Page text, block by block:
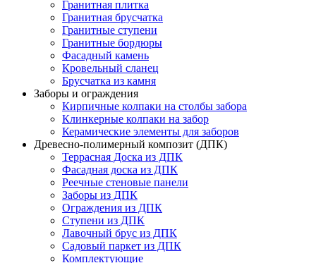
Гранитная плитка
Гранитная брусчатка
Гранитные ступени
Гранитные бордюры
Фасадный камень
Кровельный сланец
Брусчатка из камня
Заборы и ограждения
Кирпичные колпаки на столбы забора
Клинкерные колпаки на забор
Керамические элементы для заборов
Древесно-полимерный композит (ДПК)
Террасная Доска из ДПК
Фасадная доска из ДПК
Реечные стеновые панели
Заборы из ДПК
Ограждения из ДПК
Ступени из ДПК
Лавочный брус из ДПК
Садовый паркет из ДПК
Комплектующие